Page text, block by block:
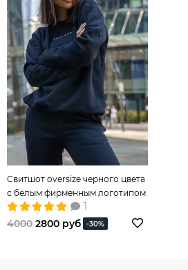
Свитшот oversize черного цвета
с белым фирменным логотипом
1
4000 2800 руб -30%